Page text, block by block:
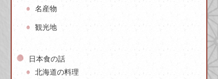
名産物
観光地
日本食の話
北海道の料理